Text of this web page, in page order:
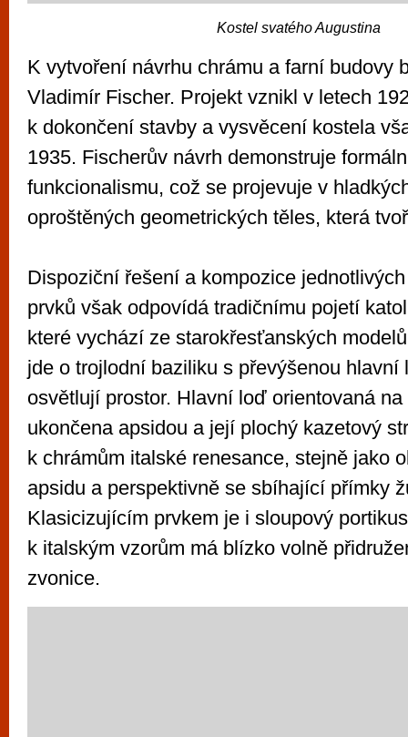
Kostel svatého Augustina
K vytvoření návrhu chrámu a farní budovy
Vladimír Fischer. Projekt vznikl v letech
k dokončení stavby a vysvěcení kostela
1935. Fischerův návrh demonstruje
funkcionalismu, což se projevuje v
oproštěných geometrických těles, která
Dispoziční řešení a kompozice
prvků však odpovídá tradičnímu pojetí
které vychází ze starokřesťanských
jde o trojlodní baziliku s převýšenou hlavní
osvětlují prostor. Hlavní loď orientovaná
ukončena apsidou a její plochý kazetový
k chrámům italské renesance, stejně jako
apsidu a perspektivně se sbíhající přímky
Klasicizujícím prvkem je i sloupový
k italským vzorům má blízko volně
zvonice.